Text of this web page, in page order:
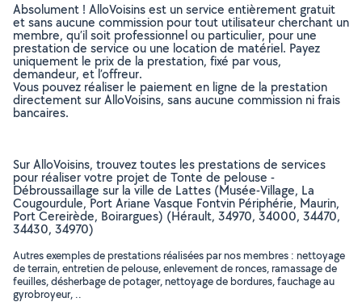
Absolument ! AlloVoisins est un service entièrement gratuit
et sans aucune commission pour tout utilisateur cherchant un
membre, qu’il soit professionnel ou particulier, pour une
prestation de service ou une location de matériel. Payez
uniquement le prix de la prestation, fixé par vous,
demandeur, et l’offreur.
Vous pouvez réaliser le paiement en ligne de la prestation
directement sur AlloVoisins, sans aucune commission ni frais
bancaires.
Sur AlloVoisins, trouvez toutes les prestations de services
pour réaliser votre projet de Tonte de pelouse -
Débroussaillage sur la ville de Lattes (Musée-Village, La
Cougourdule, Port Ariane Vasque Fontvin Périphérie, Maurin,
Port Cereirède, Boirargues) (Hérault, 34970, 34000, 34470,
34430, 34970)
Autres exemples de prestations réalisées par nos membres : nettoyage
de terrain, entretien de pelouse, enlevement de ronces, ramassage de
feuilles, désherbage de potager, nettoyage de bordures, fauchage au
gyrobroyeur, ..